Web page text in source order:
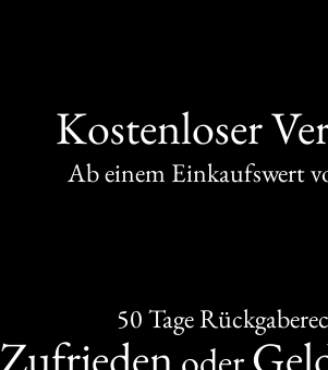
Kostenloser
Ab einem Einkaufswert
50 Tage